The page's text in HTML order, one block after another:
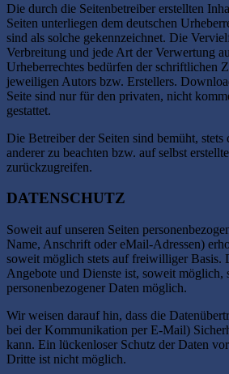
Die durch die Seitenbetreiber erstellten
Seiten unterliegen dem deutschen
sind als solche gekennzeichnet. Die
Verbreitung und jede Art der Verwertung
Urheberrechtes bedürfen der schriftlichen
jeweiligen Autors bzw. Erstellers.
Seite sind nur für den privaten, nicht
gestattet.
Die Betreiber der Seiten sind bemüht, stets
anderer zu beachten bzw. auf selbst
zurückzugreifen.
DATENSCHUTZ
Soweit auf unseren Seiten
Name, Anschrift oder eMail-Adressen)
soweit möglich stets auf freiwilliger Basis.
Angebote und Dienste ist, soweit möglich,
personenbezogener Daten möglich.
Wir weisen darauf hin, dass die
bei der Kommunikation per E-Mail)
kann. Ein lückenloser Schutz der Daten
Dritte ist nicht möglich.